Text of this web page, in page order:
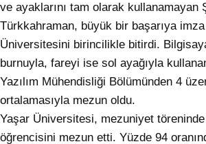
ve ayaklarını tam olarak kullanamayan
Türkkahraman, büyük bir başarıya
Üniversitesini birincilikle bitirdi.
burnuyla, fareyi ise sol ayağıyla
Yazılım Mühendisliği Bölümünden 4
ortalamasıyla mezun oldu.
Yaşar Üniversitesi, mezuniyet
öğrencisini mezun etti. Yüzde 94